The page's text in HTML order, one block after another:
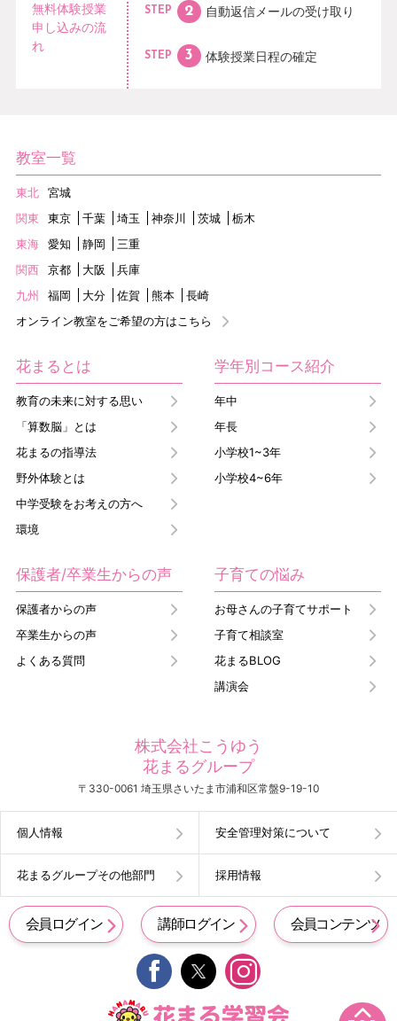
無料体験授業
申し込みの流
れ
STEP 自動返信メールの受け取り
STEP 体験授業日程の確定
教室一覧
東北
宮城
関東
東京 千葉 埼玉 神奈川 茨城
栃木
東海
愛知 静岡
三重
関西
京都 大阪
兵庫
九州
福岡 大分 佐賀 熊本
長崎
オンライン教室をご希望の方はこちら
花まるとは
教育の未来に対する思い
「算数脳」とは
花まるの指導法
野外体験とは
中学受験をお考えの方へ
環境
学年別コース紹介
年中
年長
小学校1~3年
小学校4~6年
保護者/卒業生からの声
保護者からの声
卒業生からの声
よくある質問
子育ての悩み
お母さんの子育てサポート
子育て相談室
花まるBLOG
講演会
株式会社こうゆう
花まるグループ
〒330-0061 埼玉県さいたま市浦和区常盤9-19-10
個人情報 安全管理対策について
花まるグループその他部門 採用情報
会員ログイン 講師ログイン 会員コンテンツ
 